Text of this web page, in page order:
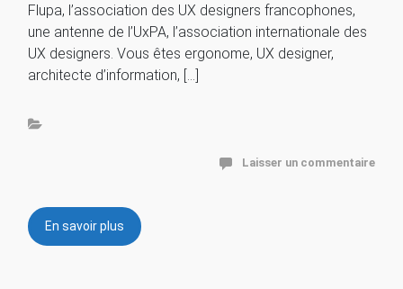
Flupa, l’association des UX designers francophones,
une antenne de l’UxPA, l’association internationale des
UX designers. Vous êtes ergonome, UX designer,
architecte d’information, […]
Laisser un commentaire
En savoir plus